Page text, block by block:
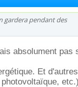
gardera pendant des
absolument pas
Et d'autres
etc.)